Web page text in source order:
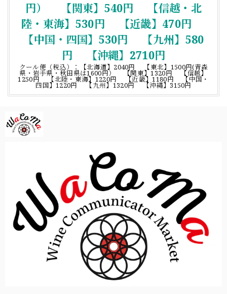
円） 【関東】540円 【信越・北
陸・東海】530円 【近畿】470円
【中国・四国】530円 【九州】580
円 【沖縄】2710円
クール便（税込）：【北海道】2040円 【東北】1500円(青森
県・岩手県・秋田県は1600円） 【関東】1320円 【信越】
1250円 【北陸・東海】1220円 【近畿】1180円 【中国・
四国】1220円 【九州】1320円 【沖縄】3150円